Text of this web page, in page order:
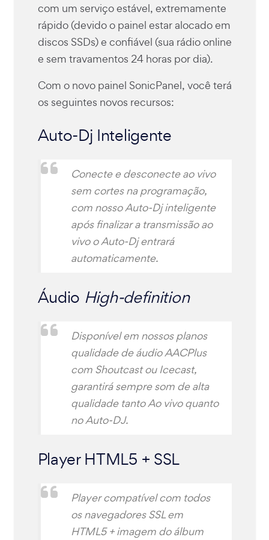
com um serviço estável, extremamente
rápido (devido o painel estar alocado em
discos SSDs) e confiável (sua rádio online
e sem travamentos 24 horas por dia).
Com o novo painel SonicPanel, você terá
os seguintes novos recursos:
Auto-Dj Inteligente
Conecte e desconecte ao vivo
sem cortes na programação,
com nosso Auto-Dj inteligente
após finalizar a transmissão ao
vivo o Auto-Dj entrará
automaticamente.
Áudio High-definition
Disponível em nossos planos
qualidade de áudio AACPlus
com Shoutcast ou Icecast,
garantirá sempre som de alta
qualidade tanto Ao vivo quanto
no Auto-DJ.
Player HTML5 + SSL
Player compatível com todos
os navegadores SSL em
HTML5 + imagem do álbum